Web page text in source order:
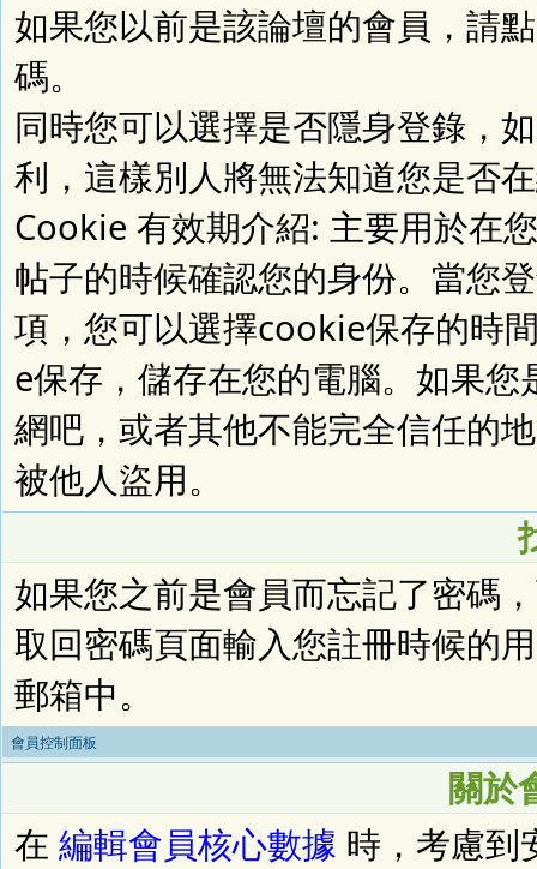
如果您以前是該論壇的會員，請
碼。
同時您可以選擇是否隱身登錄，
利，這樣別人將無法知道您是否
Cookie 有效期介紹: 主要用於在
帖子的時候確認您的身份。當您
項，您可以選擇cookie保存的時
e保存，儲存在您的電腦。如果
網吧，或者其他不能完全信任的
被他人盜用。
如果您之前是會員而忘記了密碼
取回密碼頁面輸入您註冊時候的
郵箱中。
會員控制面板
關於
在 編輯會員核心數據 時，考慮到